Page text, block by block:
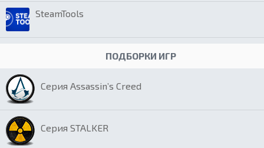
SteamTools
ПОДБОРКИ ИГР
Серия Assassin’s Creed
Серия STALKER